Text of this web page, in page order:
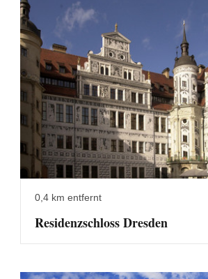
0,4 km entfernt
Residenzschloss Dresden